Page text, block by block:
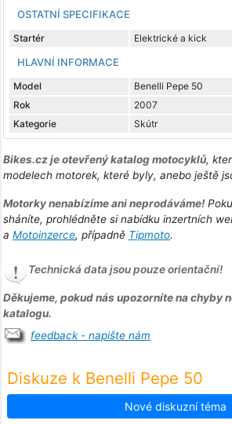
OSTATNÍ SPECIFIKACE
Startér Elektrické a kick
HLAVNÍ INFORMACE
Model
Benelli Pepe 50
Rok
2007
Kategorie
Skútr
Bikes.cz je otevřený katalog motocyklů,
modelech motorek, které byly, anebo ještě
Motorky nenabízíme ani neprodáváme!
sháníte, prohlédněte si nabídku inzertních
a Motoinzerce, případně Tipmoto.
Technická data jsou pouze orientační!
Děkujeme, pokud nás upozorníte na chyby
katalogu.
feedback - napište nám
Diskuze k Benelli Pepe 50
Nové diskuzní téma